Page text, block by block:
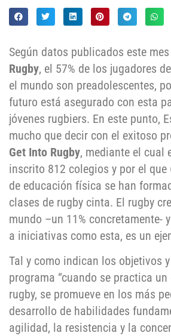
Según datos publicados este
Rugby, el 57% de los jugadores
el mundo son preadolescentes,
futuro está asegurado con esta
jóvenes rugbiers. En este punto,
mucho que decir con el exitoso
Get Into Rugby, mediante el cual
inscrito 812 colegios y por el que
de educación física se han
clases de rugby cinta. El rugby
mundo –un 11% concretamente-
a iniciativas como esta, es un
Tal y como indican los objetivos
programa “cuando se practica un
rugby, se promueve en los más
desarrollo de habilidades
agilidad, la resistencia y la